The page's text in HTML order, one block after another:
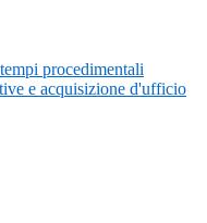
procedimentali
e acquisizione d'ufficio